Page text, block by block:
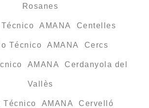
Rosanes
AMANA Centelles
Técnico AMANA Cercs
AMANA Cerdanyola del
Vallès
Técnico AMANA Cervelló